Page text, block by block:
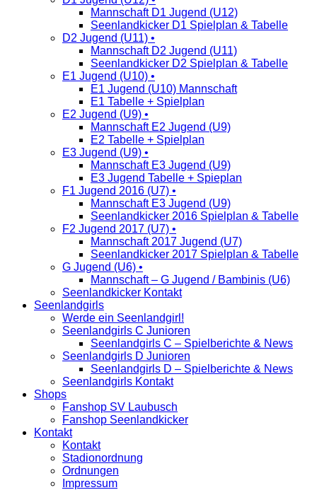
Mannschaft D1 Jugend (U12)
Seenlandkicker D1 Spielplan & Tabelle
D2 Jugend (U11) •
Mannschaft D2 Jugend (U11)
Seenlandkicker D2 Spielplan & Tabelle
E1 Jugend (U10) •
E1 Jugend (U10) Mannschaft
E1 Tabelle + Spielplan
E2 Jugend (U9) •
Mannschaft E2 Jugend (U9)
E2 Tabelle + Spielplan
E3 Jugend (U9) •
Mannschaft E3 Jugend (U9)
E3 Jugend Tabelle + Spieplan
F1 Jugend 2016 (U7) •
Mannschaft E3 Jugend (U9)
Seenlandkicker 2016 Spielplan & Tabelle
F2 Jugend 2017 (U7) •
Mannschaft 2017 Jugend (U7)
Seenlandkicker 2017 Spielplan & Tabelle
G Jugend (U6) •
Mannschaft – G Jugend / Bambinis (U6)
Seenlandkicker Kontakt
Seenlandgirls
Werde ein Seenlandgirl!
Seenlandgirls C Junioren
Seenlandgirls C – Spielberichte & News
Seenlandgirls D Junioren
Seenlandgirls D – Spielberichte & News
Seenlandgirls Kontakt
Shops
Fanshop SV Laubusch
Fanshop Seenlandkicker
Kontakt
Kontakt
Stadionordnung
Ordnungen
Impressum